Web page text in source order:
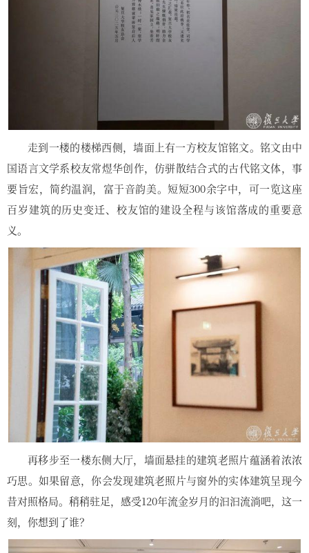
走到一楼的楼梯西侧，墙面上有一方校友馆铭文。铭文由中
国语言文学系校友常煜华创作，仿骈散结合式的古代铭文体，事
要旨宏，简约温润，富于音韵美。短短300余字中，可一览这座
百岁建筑的历史变迁、校友馆的建设全程与该馆落成的重要意
义。
再移步至一楼东侧大厅，墙面悬挂的建筑老照片蕴涵着浓浓
巧思。如果留意，你会发现建筑老照片与窗外的实体建筑呈现今
昔对照格局。稍稍驻足，感受120年流金岁月的汩汩流淌吧，这一
刻，你想到了谁？